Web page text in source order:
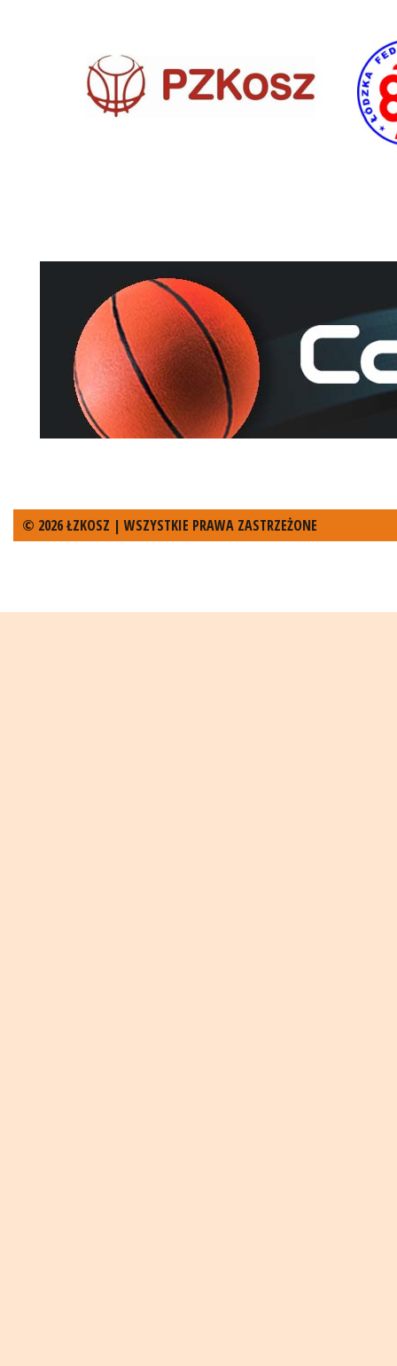
© 2026 ŁZKOSZ | WSZYSTKIE PRAWA ZASTRZEŻONE